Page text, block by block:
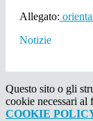
Allegato:
Notizie
Questo sito o gli
cookie necessari
COOKIE